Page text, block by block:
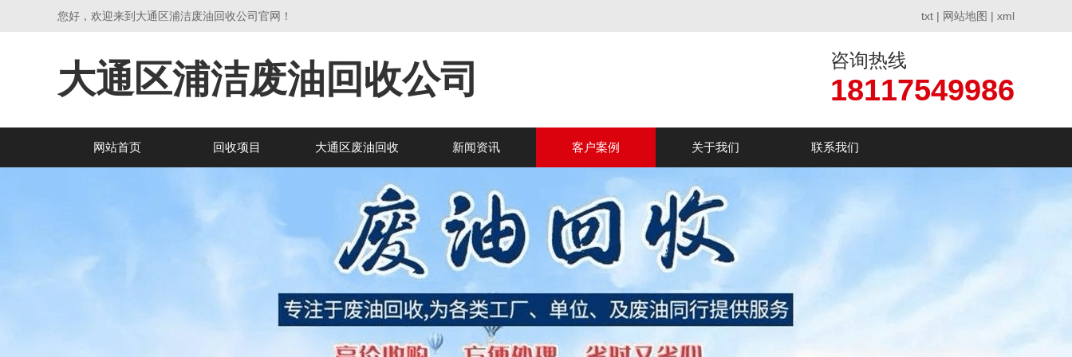
您好，欢迎来到大通区浦洁废油回收公司官网！ txt | 网站地图 | xml
大通区浦洁废油回收公司 咨询热线
18117549986
网站首页 回收项目 大通区废油回收 新闻资讯 客户案例 关于我们 联系我们